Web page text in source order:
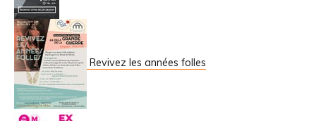
Revivez les années folles